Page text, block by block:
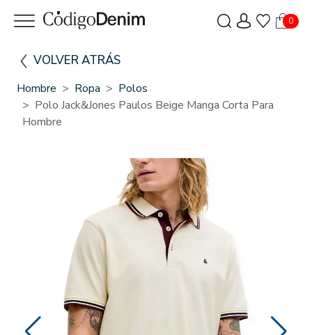
0
VOLVER ATRÁS
Hombre Ropa
Polos
Polo Jack&Jones Paulos Beige Manga Corta Para
Hombre